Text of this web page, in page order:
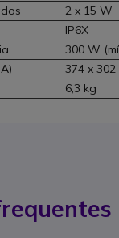
2 x 15 W
IP6X
300 W
374 x 302
6,3 kg